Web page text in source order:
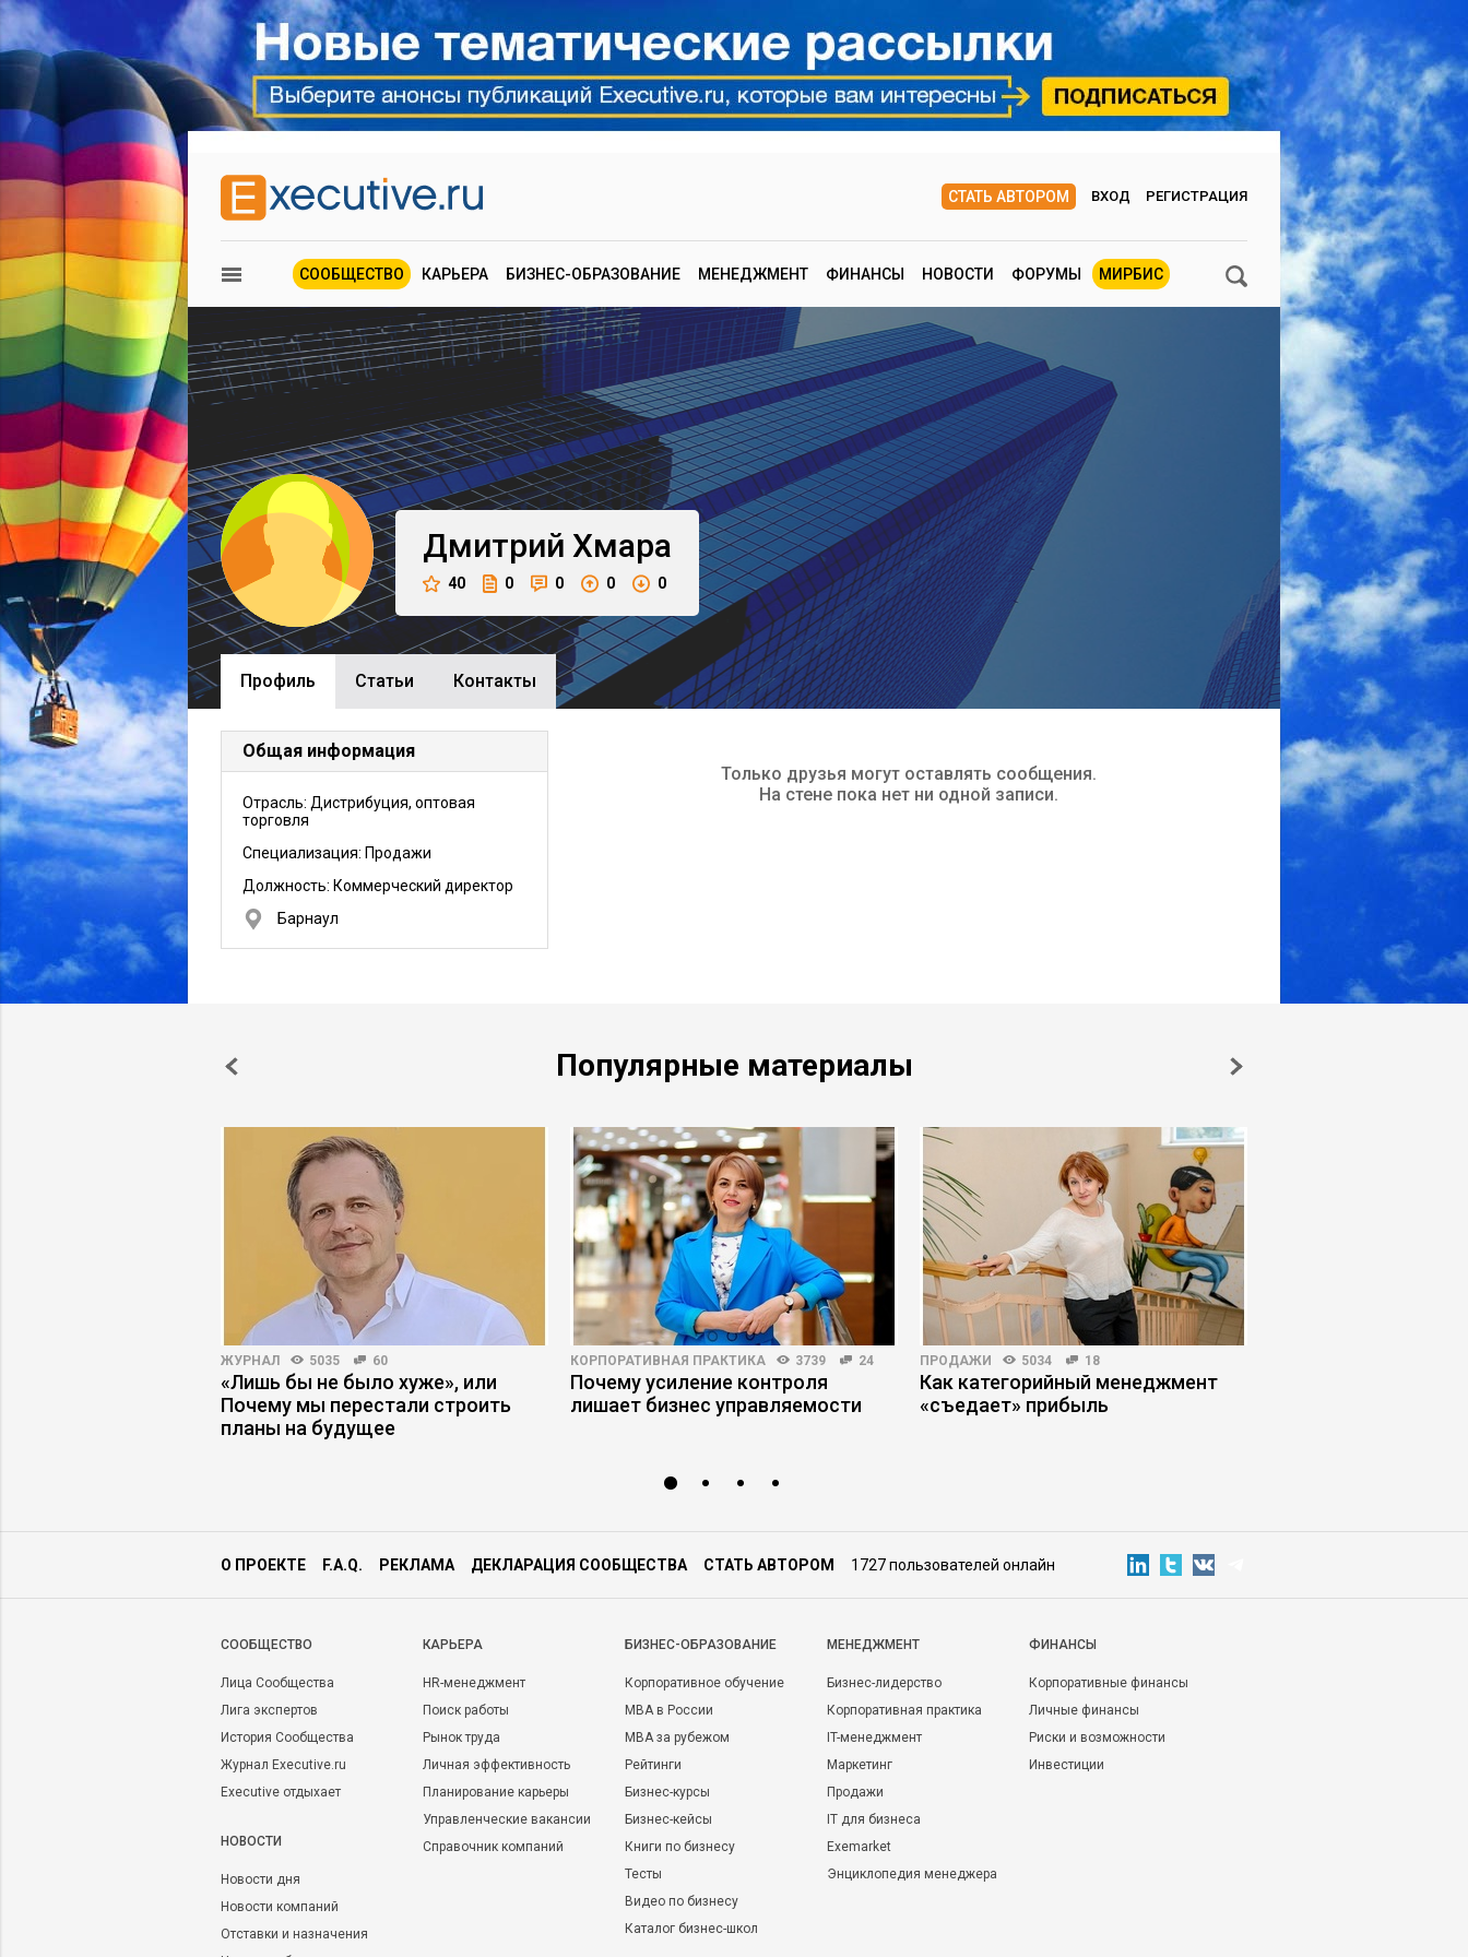
СТАТЬ АВТОРОМ ВХОД РЕГИСТРАЦИЯ
СООБЩЕСТВО КАРЬЕРА БИЗНЕС-ОБРАЗОВАНИЕ МЕНЕДЖМЕНТ ФИНАНСЫ НОВОСТИ ФОРУМЫ МИРБИС
Дмитрий Хмара
40 0 0 0 0
Профиль Cтатьи Контакты
Общая информация
Отрасль: Дистрибуция, оптовая
торговля
Специализация: Продажи
Должность: Коммерческий директор
Барнаул
Только друзья могут оставлять сообщения.
На стене пока нет ни одной записи.
Популярные материалы
ЖУРНАЛ 5035 60
«Лишь бы не было хуже», или
Почему мы перестали строить
планы на будущее
КОРПОРАТИВНАЯ ПРАКТИКА 3739 24
Почему усиление контроля
лишает бизнес управляемости
ПРОДАЖИ 5034 18
Как категорийный менеджмент
«съедает» прибыль
О ПРОЕКТЕ F.A.Q. РЕКЛАМА ДЕКЛАРАЦИЯ СООБЩЕСТВА СТАТЬ АВТОРОМ 1727 пользователей онлайн
CООБЩЕСТВО
Лица Сообщества
Лига экспертов
История Сообщества
Журнал Executive.ru
Executive отдыхает
НОВОСТИ
Новости дня
Новости компаний
Отставки и назначения
КАРЬЕРА
HR-менеджмент
Поиск работы
Рынок труда
Личная эффективность
Планирование карьеры
Управленческие вакансии
Справочник компаний
БИЗНЕС-ОБРАЗОВАНИЕ
Корпоративное обучение
MBA в России
MBA за рубежом
Рейтинги
Бизнес-курсы
Бизнес-кейсы
Книги по бизнесу
Тесты
Видео по бизнесу
Каталог бизнес-школ
МЕНЕДЖМЕНТ
Бизнес-лидерство
Корпоративная практика
IT-менеджмент
Маркетинг
Продажи
IT для бизнеса
Exemarket
Энциклопедия менеджера
ФИНАНСЫ
Корпоративные финансы
Личные финансы
Риски и возможности
Инвестиции